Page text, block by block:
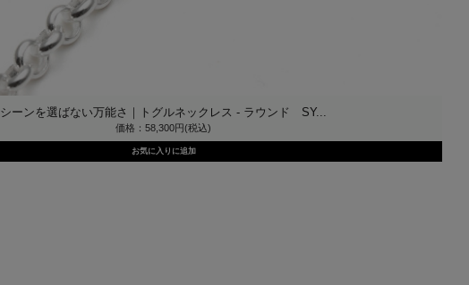
シーンを選ばない万能さ｜トグルネックレス - ラウンド SY...
価格：58,300円(税込)